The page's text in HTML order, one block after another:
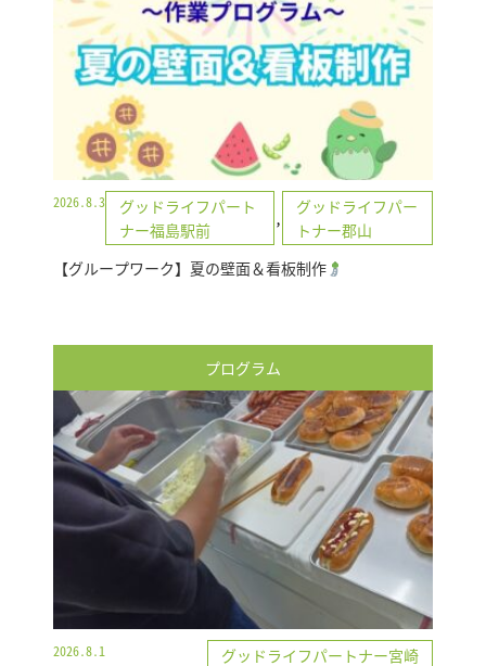
2026.8.3
グッドライフパート
ナー福島駅前
,
グッドライフパー
トナー郡山
【グループワーク】夏の壁面＆看板制作
プログラム
2026.8.1 グッドライフパートナー宮崎